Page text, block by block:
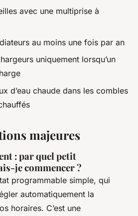
avec une multiprise à
au moins une fois par an
uniquement lorsqu’un
d’eau chaude dans les combles
majeures
: par quel petit
je commencer ?
programmable simple, qui
automatiquement la
horaires. C’est une